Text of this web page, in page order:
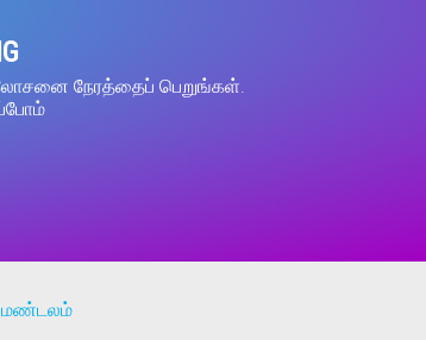
நேரத்தைப் பெறுங்கள்.
மண்டலம்